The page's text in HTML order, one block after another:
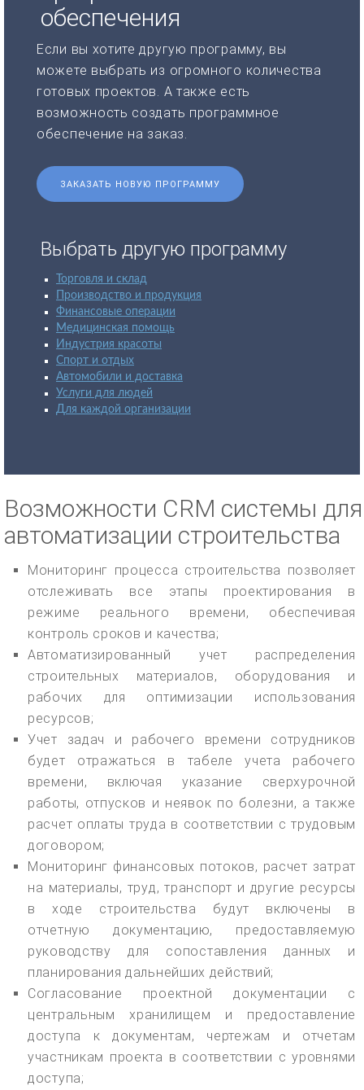
обеспечения
Если вы хотите другую программу, вы
можете выбрать из огромного количества
готовых проектов. А также есть
возможность создать программное
обеспечение на заказ.
ЗАКАЗАТЬ НОВУЮ ПРОГРАММУ
Выбрать другую программу
Торговля и склад
Производство и продукция
Финансовые операции
Медицинская помощь
Индустрия красоты
Спорт и отдых
Автомобили и доставка
Услуги для людей
Для каждой организации
Возможности CRM системы для
автоматизации строительства
Мониторинг процесса строительства позволяет
отслеживать все этапы проектирования в
режиме реального времени, обеспечивая
контроль сроков и качества;
Автоматизированный учет распределения
строительных материалов, оборудования и
рабочих для оптимизации использования
ресурсов;
Учет задач и рабочего времени сотрудников
будет отражаться в табеле учета рабочего
времени, включая указание сверхурочной
работы, отпусков и неявок по болезни, а также
расчет оплаты труда в соответствии с трудовым
договором;
Мониторинг финансовых потоков, расчет затрат
на материалы, труд, транспорт и другие ресурсы
в ходе строительства будут включены в
отчетную документацию, предоставляемую
руководству для сопоставления данных и
планирования дальнейших действий;
Согласование проектной документации с
центральным хранилищем и предоставление
доступа к документам, чертежам и отчетам
участникам проекта в соответствии с уровнями
доступа;